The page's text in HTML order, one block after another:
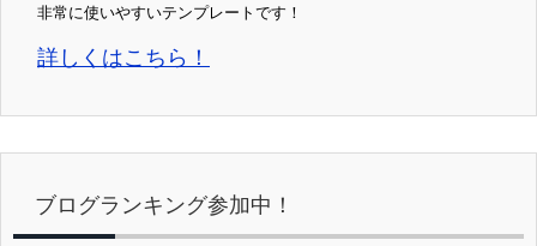
非常に使いやすいテンプレートです！
詳しくはこちら！
ブログランキング参加中！